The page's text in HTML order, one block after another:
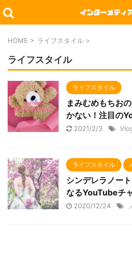
HOME > ライフスタイル >
ライフスタイル
ライフスタイル
まみむめもちお
かない！注目の
2021/2/3
ライフスタイル
シンデレラノー
なるYouTubeチ
2020/12/24